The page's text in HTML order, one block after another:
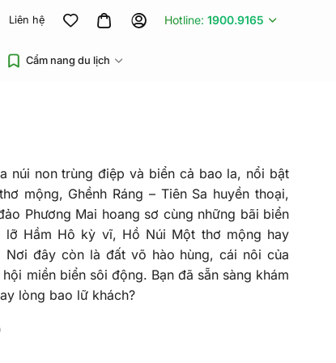
Liên hệ Hotline: 1900.9165
Cẩm nang du lịch
núi non trùng điệp và biển cả bao la, nổi bật
mộng, Ghềnh Ráng – Tiên Sa huyền thoại,
Phương Mai hoang sơ cùng những bãi biển
Hầm Hô kỳ vĩ, Hồ Núi Một thơ mộng hay
Nơi đây còn là đất võ hào hùng, cái nôi của
miền biển sôi động. Bạn đã sẵn sàng khám
lòng bao lữ khách?